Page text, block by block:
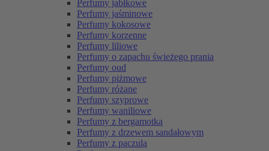
Perfumy jabłkowe
Perfumy jaśminowe
Perfumy kokosowe
Perfumy korzenne
Perfumy liliowe
Perfumy o zapachu świeżego prania
Perfumy oud
Perfumy piżmowe
Perfumy różane
Perfumy szyprowe
Perfumy waniliowe
Perfumy z bergamotką
Perfumy z drzewem sandałowym
Perfumy z paczulą